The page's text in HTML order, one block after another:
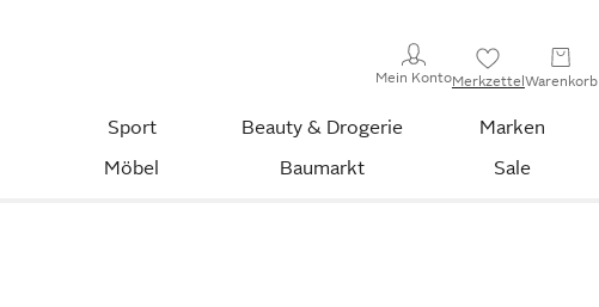
Mein KontoMerkzettelWarenkorb
Sport Beauty & Drogerie
Marken
Möbel Baumarkt Sale